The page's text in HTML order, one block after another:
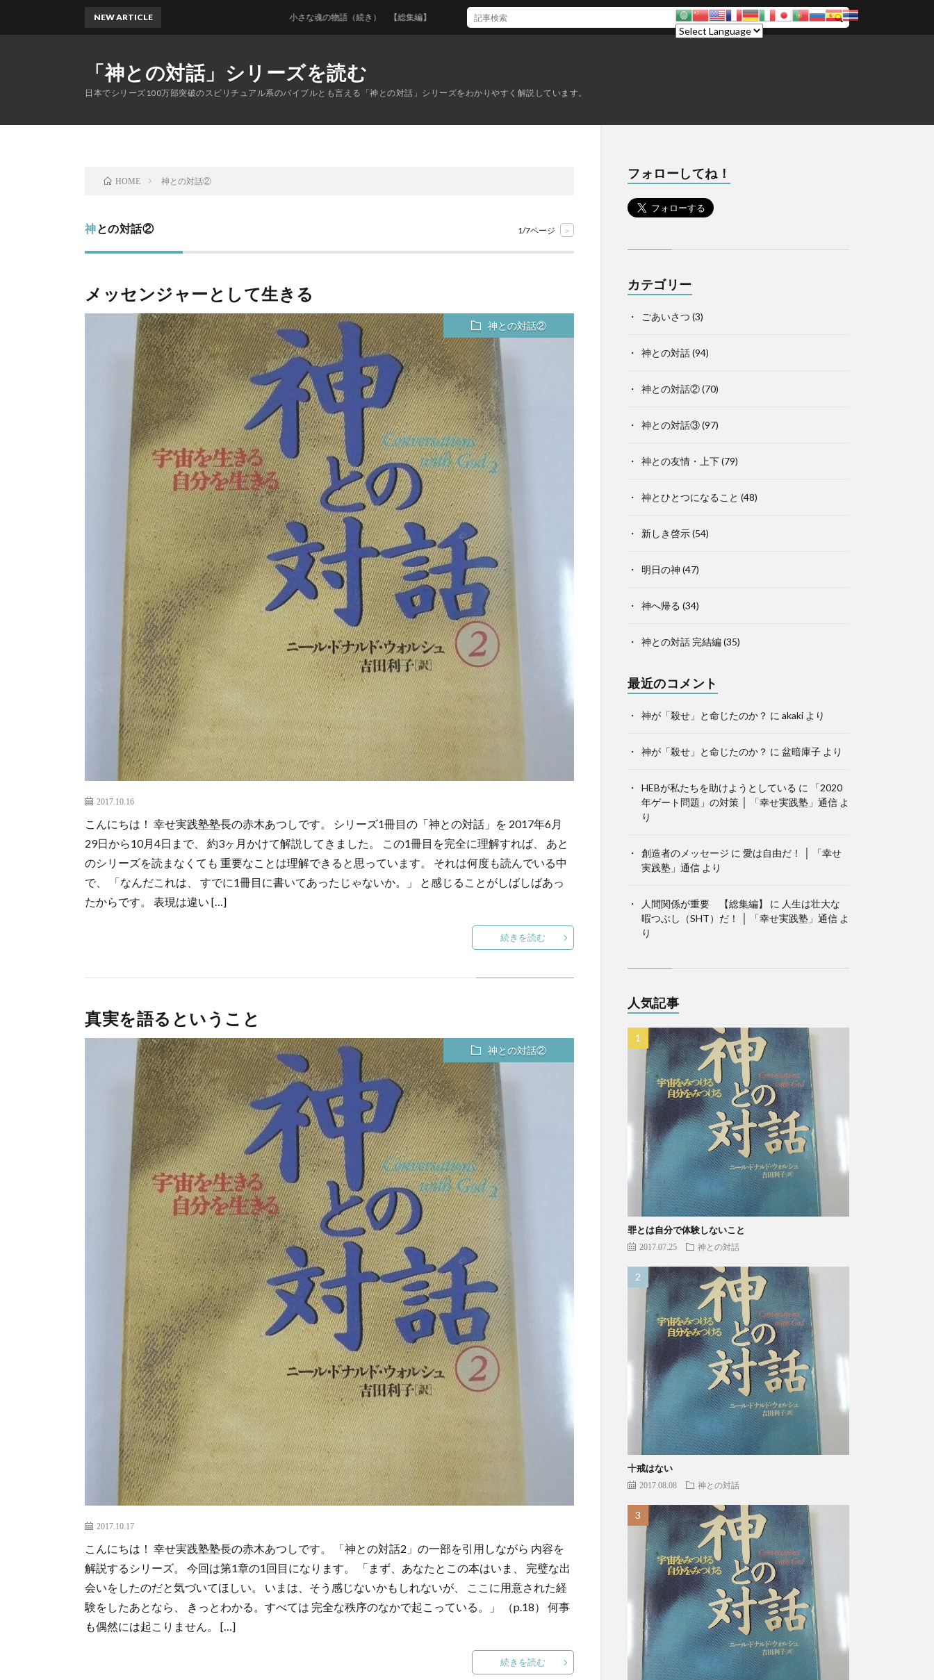
「神との対話」シリーズを読む
日本でシリーズ100万部突破のスピリチュアル系のバイブルとも言える「神との対話」シリーズをわかりやすく解説しています。
NEW ARTICLE 小さな魂の物語（続き） 【総集編】
HOME 神との対話②
神との対話② 1/7ページ >
メッセンジャーとして生きる
神との対話②
2017.10.16
こんにちは！ 幸せ実践塾塾長の赤木あつしです。 シリーズ1冊目の「神との対話」を 2017年6月
29日から10月4日まで、 約3ヶ月かけて解説してきました。 この1冊目を完全に理解すれば、 あと
のシリーズを読まなくても 重要なことは理解できると思っています。 それは何度も読んでいる中
で、 「なんだこれは、 すでに1冊目に書いてあったじゃないか。」 と感じることがしばしばあっ
たからです。 表現は違い […]
続きを読む
真実を語るということ
神との対話②
2017.10.17
こんにちは！ 幸せ実践塾塾長の赤木あつしです。 「神との対話2」の一部を引用しながら 内容を
解説するシリーズ。 今回は第1章の1回目になります。 「まず、あなたとこの本はいま、 完璧な出
会いをしたのだと気づいてほしい。 いまは、そう感じないかもしれないが、 ここに用意された経
験をしたあとなら、 きっとわかる。すべては 完全な秩序のなかで起こっている。」 （p.18） 何事
も偶然には起こりません。 […]
続きを読む
フォローしてね！
カテゴリー
ごあいさつ (3)
神との対話(94)
神との対話②(70)
神との対話③(97)
神との友情・上下(79)
神とひとつになること (48)
新しき啓示(54)
明日の神 (47)
神へ帰る (34)
神との対話 完結編(35)
最近のコメント
神が「殺せ」と命じたのか？ に akaki より
神が「殺せ」と命じたのか？ に 盆暗庫子 より
HEBが私たちを助けようとしている に
「2020
年ゲート問題」の対策 │ 「幸せ実践塾」通信 よ
り
創造者のメッセージ に 愛は自由だ！ │ 「幸せ
実践塾」通信 より
人間関係が重要 【総集編】 に 人生は壮大な
暇つぶし（SHT）だ！ │ 「幸せ実践塾」通信 よ
り
人気記事
罪とは自分で体験しないこと
2017.07.25 神との対話
十戒はない
2017.08.08 神との対話